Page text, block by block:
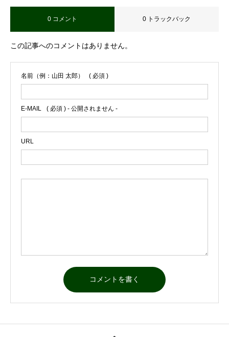
0 コメント 0 トラックバック
この記事へのコメントはありません。
名前（例：山田 太郎） ( 必須 )
E-MAIL ( 必須 ) - 公開されません -
URL